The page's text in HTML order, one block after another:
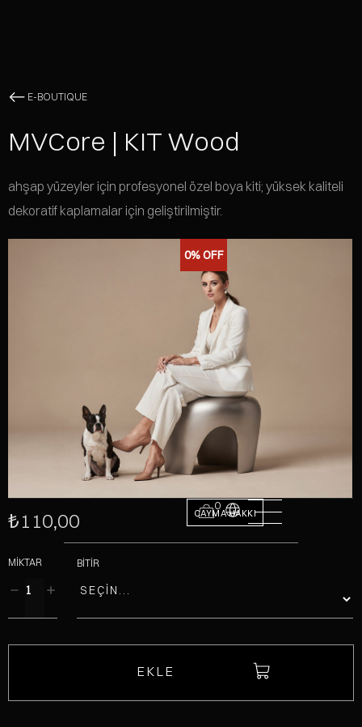
0
CAYMA HAKKI
E-BOUTIQUE
0%OFF
MVCore | KIT Wood
ahşap yüzeyler için profesyonel özel boya kiti; yüksek kaliteli
dekoratif kaplamalar için geliştirilmiştir.
₺110,00
MIKTAR BITIR
EKLE